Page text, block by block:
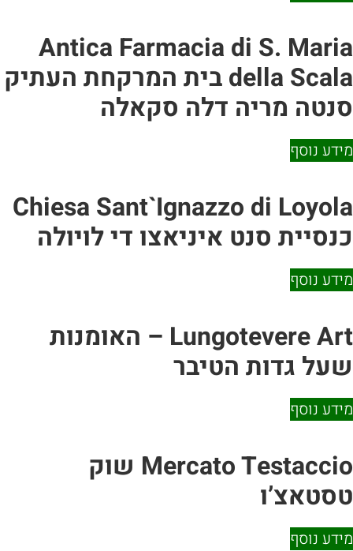
Antica Farmacia di S.
della Scala בית המרקחת העתיק
מריה דלה סקאלה
נוסף
Chiesa Sant`Ignazzo di
סנט איניאצו די לויולה
נוסף
Lungotevere Art – האומנות
גדות הטיבר
נוסף
Mercato Testaccio שוק
נוסף